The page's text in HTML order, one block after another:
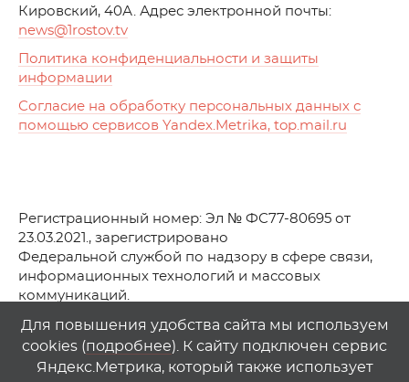
Кировский, 40А. Адрес электронной почты:
news@1rostov.tv
Политика конфиденциальности и защиты
информации
Согласие на обработку персональных данных с
помощью сервисов Yandex.Metrika, top.mail.ru
Регистрационный номер: Эл № ФС77-80695 от
23.03.2021., зарегистрировано
Федеральной службой по надзору в сфере связи,
информационных технологий и массовых
коммуникаций.
© АО Телеканал «Первый Ростовский» (2021-2025)
Любое использование материалов сайта возможно
только при указании гиперссылки на1rostov.tv
Для повышения удобства сайта мы используем
cookies (подробнее). К сайту подключен сервис
Яндекс.Метрика, который также использует